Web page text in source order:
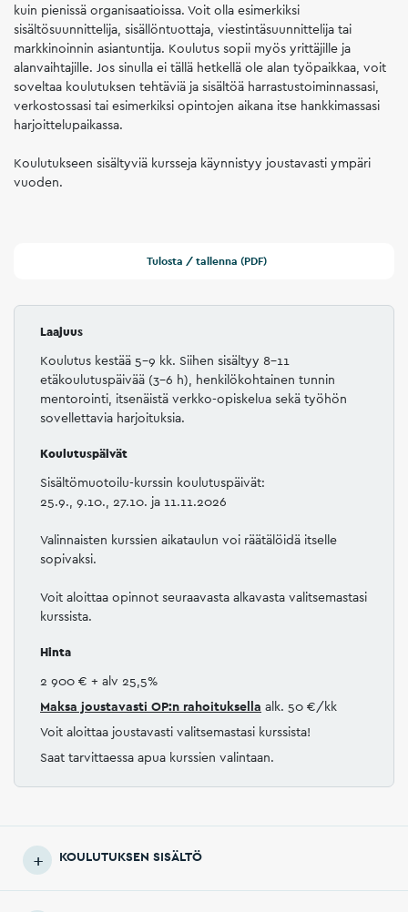
kuin pienissä organisaatioissa. Voit olla esimerkiksi
sisältösuunnittelija, sisällöntuottaja, viestintäsuunnittelija tai
markkinoinnin asiantuntija. Koulutus sopii myös yrittäjille ja
alanvaihtajille. Jos sinulla ei tällä hetkellä ole alan työpaikkaa, voit
soveltaa koulutuksen tehtäviä ja sisältöä harrastustoiminnassasi,
verkostossasi tai esimerkiksi opintojen aikana itse hankkimassasi
harjoittelupaikassa.
Koulutukseen sisältyviä kursseja käynnistyy joustavasti ympäri
vuoden.
Tulosta / tallenna (PDF)
Laajuus
Koulutus kestää 5–9 kk. Siihen sisältyy 8–11
etäkoulutuspäivää (3–6 h), henkilökohtainen tunnin
mentorointi, itsenäistä verkko-opiskelua sekä työhön
sovellettavia harjoituksia.
Koulutuspäivät
Sisältömuotoilu-kurssin koulutuspäivät:
25.9., 9.10., 27.10. ja 11.11.2026
Valinnaisten kurssien aikataulun voi räätälöidä itselle
sopivaksi.
Voit aloittaa opinnot seuraavasta alkavasta valitsemastasi
kurssista.
Hinta
2 900 € + alv 25,5%
Maksa joustavasti OP:n rahoituksella alk. 50 €/kk
Voit aloittaa joustavasti valitsemastasi kurssista!
Saat tarvittaessa apua kurssien valintaan.
KOULUTUKSEN SISÄLTÖ